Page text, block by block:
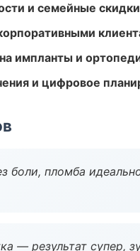
и семейные скидки
импланты и
и цифровое
боли, пломба
— результат супер,